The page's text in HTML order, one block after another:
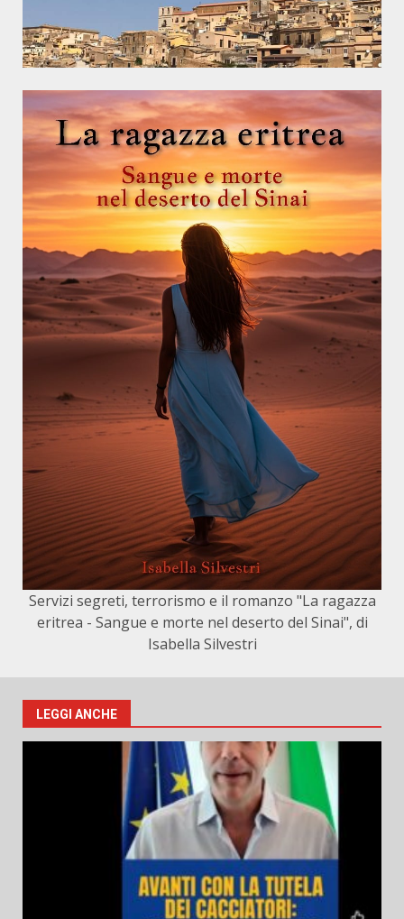
Servizi segreti, terrorismo e il romanzo "La ragazza
eritrea - Sangue e morte nel deserto del Sinai", di
Isabella Silvestri
LEGGI ANCHE